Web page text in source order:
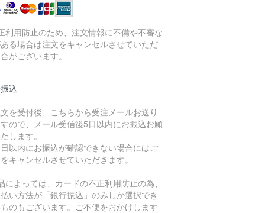
利用防止のため、注文情報に不備や不審な
る場合は注文をキャンセルさせていただ
がございます。
込
を受付後、こちらから受注メールお送り
すので、メール受信後5日以内にお振込お願
します。
以内にお振込が確認できない場合にはご
キャンセルさせていただきます。
によっては、カードの不正利用防止の為、
い方法が「銀行振込」のみしか選択でき
のもございます。ご不便をおかけします